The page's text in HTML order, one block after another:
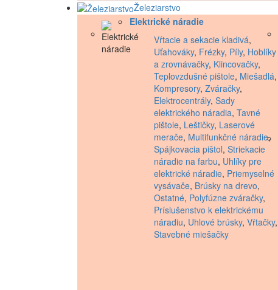
Železiarstvo
Elektrické náradie
Vŕtacie a sekacie kladivá,
Uťahováky, Frézky, Píly, Hoblíky
a zrovnávačky, Klincovačky,
Teplovzdušné pištole, Miešadlá,
Kompresory, Zváračky,
Elektrocentrály, Sady
elektrického náradia, Tavné
pištole, Leštičky, Laserové
merače, Multifunkčné náradie,
Spájkovacia pištol, Striekacie
náradie na farbu, Uhlíky pre
elektrické náradie, Priemyselné
vysávače, Brúsky na drevo,
Ostatné, Polyfúzne zváračky,
Príslušenstvo k elektrickému
náradiu, Uhlové brúsky, Vŕtačky,
Stavebné miešačky